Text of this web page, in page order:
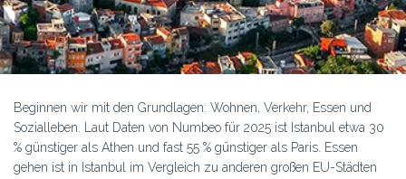
Beginnen wir mit den Grundlagen: Wohnen, Verkehr, Essen und
Sozialleben. Laut Daten von Numbeo für 2025 ist Istanbul etwa 30
% günstiger als Athen und fast 55 % günstiger als Paris. Essen
gehen ist in Istanbul im Vergleich zu anderen großen EU-Städten